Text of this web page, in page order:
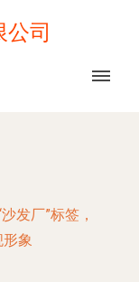
司
发厂”标签，
形象